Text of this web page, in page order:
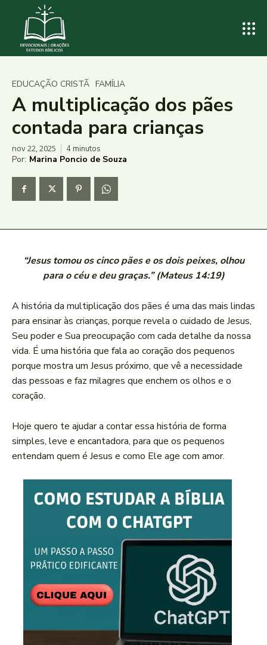
EDUCAÇÃO CRISTÃ FAMÍLIA
A multiplicação dos pães
contada para crianças
nov 22, 2025 4minutos
Por: Marina Poncio de Souza
“Jesus tomou os cinco pães e os dois peixes, olhou
para o céu e deu graças.” (Mateus 14:19)
A história da multiplicação dos pães é uma das mais lindas
para ensinar às crianças, porque revela o cuidado de Jesus,
Seu poder e Sua preocupação com cada detalhe da nossa
vida. É uma história que fala ao coração dos pequenos
porque mostra um Jesus próximo, que vê a necessidade
das pessoas e faz milagres que enchem os olhos e o
coração.
Hoje quero te ajudar a contar essa história de forma
simples, leve e encantadora, para que os pequenos
entendam quem é Jesus e como Ele age com amor.